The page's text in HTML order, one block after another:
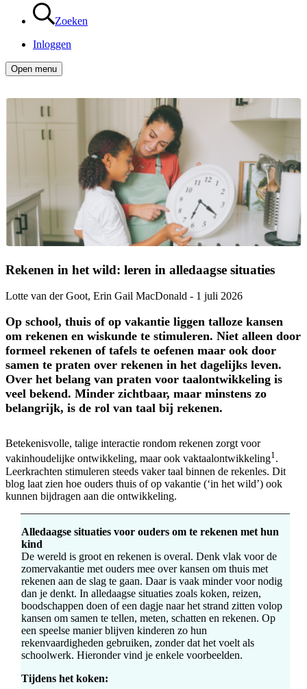
Zoeken
Inloggen
Open menu
Rekenen in het wild: leren in alledaagse situaties
Lotte van der Goot, Erin Gail MacDonald - 1 juli 2026
Op school, thuis of op vakantie liggen talloze kansen
om rekenen en wiskunde te stimuleren. Niet alleen door
formeel rekenen of tafels te oefenen maar ook door
samen te praten over rekenen in het dagelijks leven.
Over het belang van praten voor taalontwikkeling is
veel bekend. Minder zichtbaar, maar minstens zo
belangrijk, is de rol van taal bij rekenen.
Betekenisvolle, talige interactie rondom rekenen zorgt voor
vakinhoudelijke ontwikkeling, maar ook vaktaalontwikkeling1.
Leerkrachten stimuleren steeds vaker taal binnen de rekenles. Dit
blog laat zien hoe ouders thuis of op vakantie (‘in het wild’) ook
kunnen bijdragen aan die ontwikkeling.
Alledaagse situaties voor ouders om te rekenen met hun
kind
De wereld is groot en rekenen is overal. Denk vlak voor de
zomervakantie met ouders mee over kansen om thuis met
rekenen aan de slag te gaan. Daar is vaak minder voor nodig
dan je denkt. In alledaagse situaties zoals koken, reizen,
boodschappen doen of een dagje naar het strand zitten volop
kansen om samen te tellen, meten, schatten en rekenen. Op
een speelse manier blijven kinderen zo hun
rekenvaardigheden gebruiken, zonder dat het voelt als
schoolwerk. Hieronder vind je enkele voorbeelden.
Tijdens het koken: